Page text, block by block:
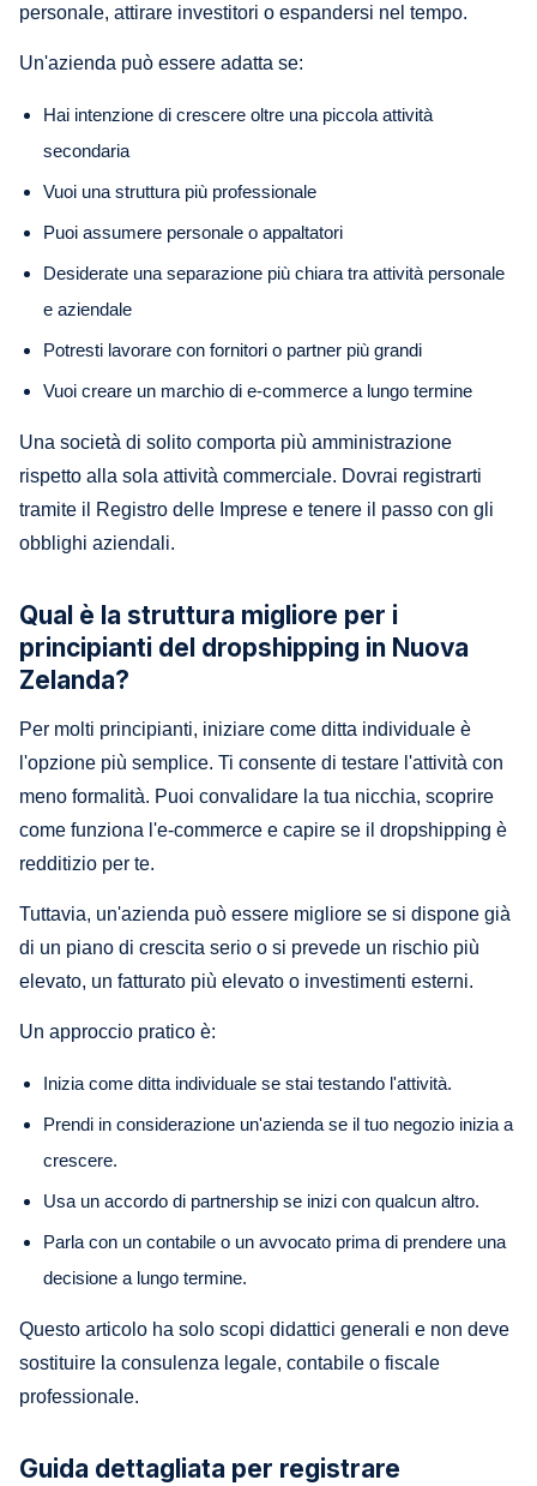
personale, attirare investitori o espandersi nel tempo.
Un'azienda può essere adatta se:
Hai intenzione di crescere oltre una piccola attività
secondaria
Vuoi una struttura più professionale
Puoi assumere personale o appaltatori
Desiderate una separazione più chiara tra attività personale
e aziendale
Potresti lavorare con fornitori o partner più grandi
Vuoi creare un marchio di e-commerce a lungo termine
Una società di solito comporta più amministrazione
rispetto alla sola attività commerciale. Dovrai registrarti
tramite il Registro delle Imprese e tenere il passo con gli
obblighi aziendali.
Qual è la struttura migliore per i
principianti del dropshipping in Nuova
Zelanda?
Per molti principianti, iniziare come ditta individuale è
l'opzione più semplice. Ti consente di testare l'attività con
meno formalità. Puoi convalidare la tua nicchia, scoprire
come funziona l'e-commerce e capire se il dropshipping è
redditizio per te.
Tuttavia, un'azienda può essere migliore se si dispone già
di un piano di crescita serio o si prevede un rischio più
elevato, un fatturato più elevato o investimenti esterni.
Un approccio pratico è:
Inizia come ditta individuale se stai testando l'attività.
Prendi in considerazione un'azienda se il tuo negozio inizia a
crescere.
Usa un accordo di partnership se inizi con qualcun altro.
Parla con un contabile o un avvocato prima di prendere una
decisione a lungo termine.
Questo articolo ha solo scopi didattici generali e non deve
sostituire la consulenza legale, contabile o fiscale
professionale.
Guida dettagliata per registrare